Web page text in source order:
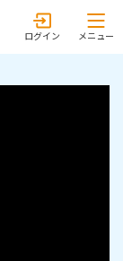
ログイン メニュー